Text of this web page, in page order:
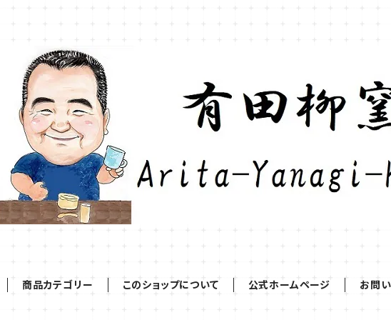
商品カテゴリー このショップについて 公式ホームページ お問